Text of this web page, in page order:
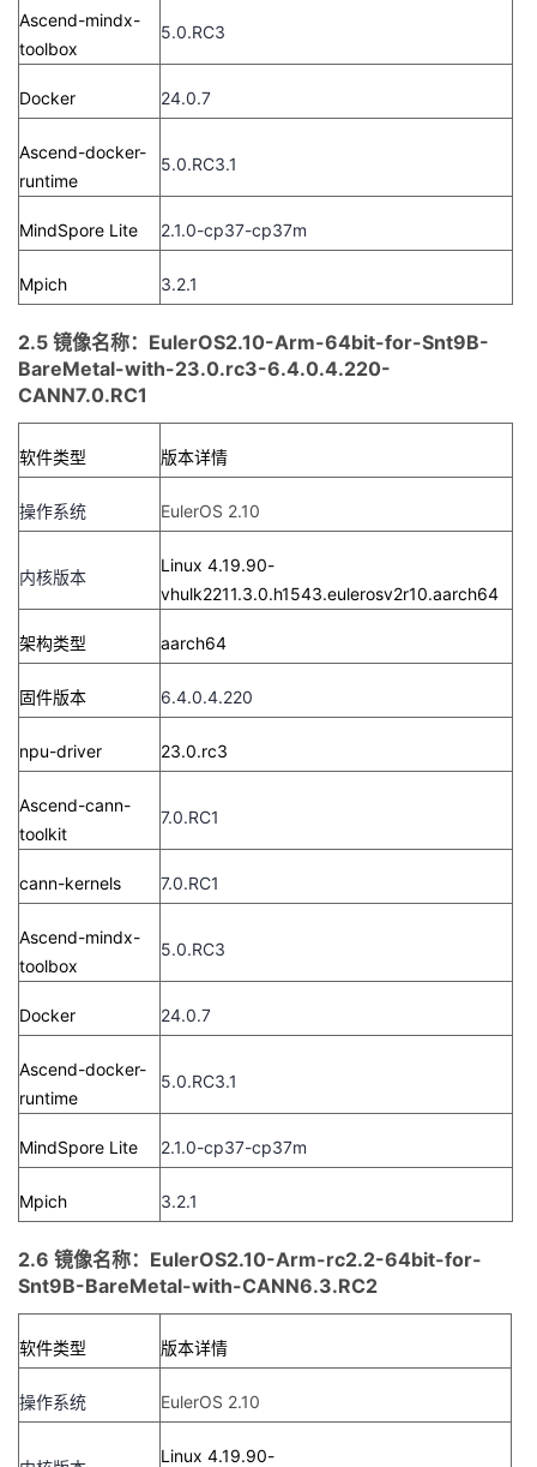
Ascend-mindx-
toolbox
5.0.RC3
Docker 24.0.7
Ascend-docker-
runtime
5.0.RC3.1
MindSpore Lite 2.1.0-cp37-cp37m
Mpich 3.2.1
2.5 镜像名称：EulerOS2.10-Arm-64bit-for-Snt9B-
BareMetal-with-23.0.rc3-6.4.0.4.220-
CANN7.0.RC1
软件类型 版本详情
操作系统 EulerOS 2.10
内核版本
Linux 4.19.90-
vhulk2211.3.0.h1543.eulerosv2r10.aarch64
架构类型 aarch64
固件版本 6.4.0.4.220
npu-driver 23.0.rc3
Ascend-cann-
toolkit
7.0.RC1
cann-kernels 7.0.RC1
Ascend-mindx-
toolbox
5.0.RC3
Docker 24.0.7
Ascend-docker-
runtime
5.0.RC3.1
MindSpore Lite 2.1.0-cp37-cp37m
Mpich 3.2.1
2.6 镜像名称：EulerOS2.10-Arm-rc2.2-64bit-for-
Snt9B-BareMetal-with-CANN6.3.RC2
软件类型 版本详情
操作系统 EulerOS 2.10
Linux 4.19.90-